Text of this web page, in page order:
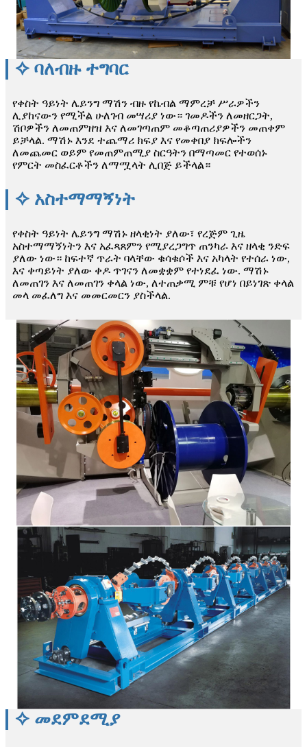
✧ ባለብዙ ተግባር
የቀስት ዓይነት ሌይንግ ማሽን ብዙ የኬብል ማምረቻ ሥራዎችን
ሊያከናውን የሚችል ሁለገብ መሣሪያ ነው። ገመዶችን ለመዘርጋት,
ሽቦዎችን ለመጠምዘዝ እና ለመገጣጠም መቆጣጠሪያዎችን መጠቀም
ይቻላል. ማሽኑ እንደ ተጨማሪ ክፍያ እና የመቀበያ ክፍሎችን
ለመጨመር ወይም የመጠምጠሚያ ስርዓትን በማጣመር የተወሰኑ
የምርት መስፈርቶችን ለማሟላት ሊበጅ ይችላል።
✧ አስተማማኝነት
የቀስት ዓይነት ሌይንግ ማሽኑ ዘላቂነት ያለው፣ የረጅም ጊዜ
አስተማማኝነትን እና አፈጻጸምን የሚያረጋግጥ ጠንካራ እና ዘላቂ ንድፍ
ያለው ነው። ከፍተኛ ጥራት ባላቸው ቁሳቁሶች እና አካላት የተሰራ ነው,
እና ቀጣይነት ያለው ቀዶ ጥገናን ለመቋቋም የተነደፈ ነው. ማሽኑ
ለመጠገን እና ለመጠገን ቀላል ነው, ለተጠቃሚ ምቹ የሆነ በይነገጽ ቀላል
መላ መፈለግ እና መመርመርን ያስችላል.
✧ መደምደሚያ